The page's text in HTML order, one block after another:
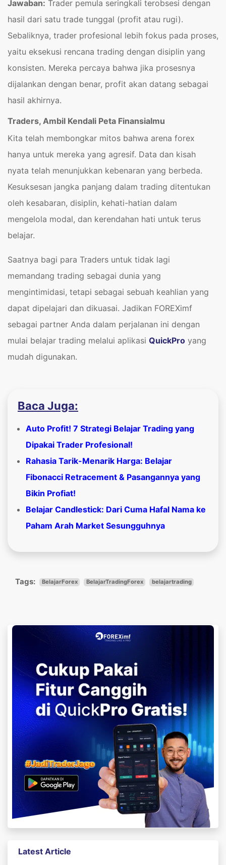
Jawaban: Trader pemula seringkali terobsesi dengan
hasil dari satu trade tunggal (profit atau rugi).
Sebaliknya, trader profesional lebih fokus pada proses,
yaitu eksekusi rencana trading dengan disiplin yang
konsisten. Mereka percaya bahwa jika prosesnya
dijalankan dengan benar, profit akan datang sebagai
hasil akhirnya.
Traders, Ambil Kendali Peta Finansialmu
Kita telah membongkar mitos bahwa arena forex
hanya untuk mereka yang agresif. Data dan kisah
nyata telah menunjukkan kebenaran yang berbeda.
Kesuksesan jangka panjang dalam trading ditentukan
oleh kesabaran, disiplin, kehati-hatian dalam
mengelola modal, dan kerendahan hati untuk terus
belajar.
Saatnya bagi para Traders untuk tidak lagi
memandang trading sebagai dunia yang
mengintimidasi, tetapi sebagai sebuah keahlian yang
dapat dipelajari dan dikuasai. Jadikan FOREXimf
sebagai partner Anda dalam perjalanan ini dengan
mulai belajar trading melalui aplikasi QuickPro yang
mudah digunakan.
Baca Juga:
Auto Profit! 7 Strategi Belajar Trading yang
Dipakai Trader Profesional!
Rahasia Tarik-Menarik Harga: Belajar
Fibonacci Retracement & Pasangannya yang
Bikin Profiat!
Belajar Candlestick: Dari Cuma Hafal Nama ke
Paham Arah Market Sesungguhnya
Tags: BelajarForex BelajarTradingForex belajartrading
Latest Article